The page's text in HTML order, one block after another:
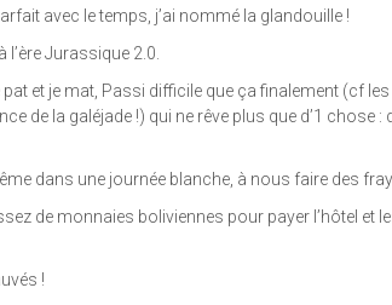
avec le temps, j’ai nommé la glandouille !
Jurassique 2.0.
et je mat, Passi difficile que ça finalement (cf
de la galéjade !) qui ne rêve plus que d’1 chose
dans une journée blanche, à nous faire des
de monnaies boliviennes pour payer l’hôtel et
!